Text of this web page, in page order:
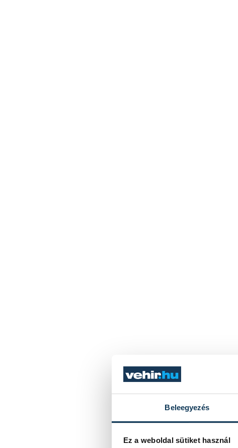
Beleegyezés
Ez a weboldal sütiket használ